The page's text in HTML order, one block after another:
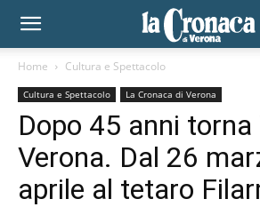
Home Cultura e Spettacolo
Cultura e Spettacolo La Cronaca di Verona
Dopo 45 anni
Verona. Dal 26
aprile al tetaro